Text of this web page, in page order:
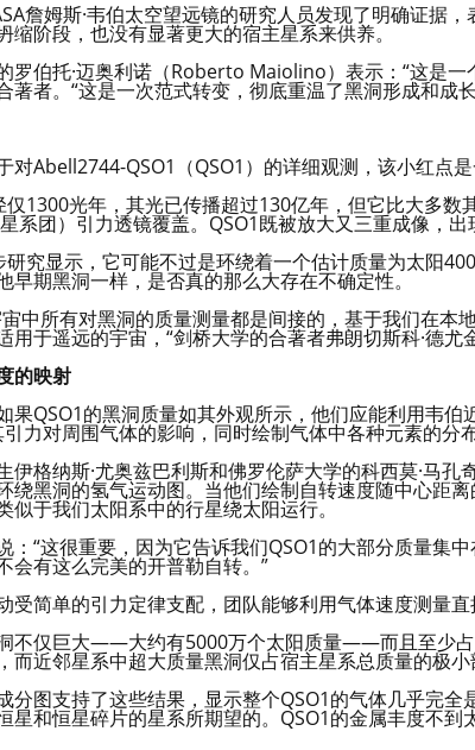
詹姆斯·韦伯太空望远镜的研究人员发现了明确证据
缩阶段，也没有显著更大的宿主星系来供养。
罗伯托·迈奥利诺（Roberto Maiolino）表示：“这是
著者。“这是一次范式转变，彻底重温了黑洞形成和成
对Abell2744-QSO1（QSO1）的详细观测，该小红点
仅1300光年，其光已传播超过130亿年，但它比大多
系团）引力透镜覆盖。QSO1既被放大又三重成像，出
研究显示，它可能不过是环绕着一个估计质量为太阳
早期黑洞一样，是否真的那么大存在不确定性。
中所有对黑洞的质量测量都是间接的，基于我们在本
用于遥远的宇宙，“剑桥大学的合著者弗朗切斯科·德尤
的映射
果QSO1的黑洞质量如其外观所示，他们应能利用韦
引力对周围气体的影响，同时绘制气体中各种元素的分布
伊格纳斯·尤奥兹巴利斯和佛罗伦萨大学的科西莫·马
绕黑洞的氢气运动图。当他们绘制自转速度随中心距
似于我们太阳系中的行星绕太阳运行。
：“这很重要，因为它告诉我们QSO1的大部分质量集
会有这么完美的开普勒自转。”
受简单的引力定律支配，团队能够利用气体速度测量
不仅巨大——大约有5000万个太阳质量——而且至少占
而近邻星系中超大质量黑洞仅占宿主星系总质量的极小
分图支持了这些结果，显示整个QSO1的气体几乎完
星和恒星碎片的星系所期望的。QSO1的金属丰度不